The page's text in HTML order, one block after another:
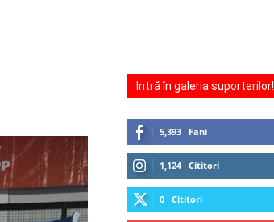
Intră în galeria suporterilor!
5,393 Fani
1,124 Cititori
0 Cititori